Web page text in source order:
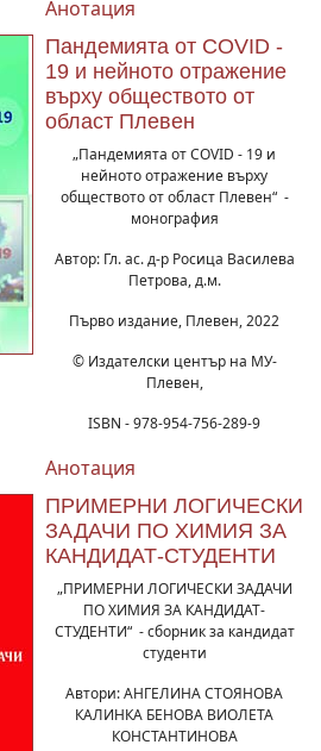
Анотация
Пандемията от COVID -
19 и нейното отражение
върху обществото от
област Плевен
„Пандемията от COVID - 19 и
нейното отражение върху
обществото от област Плевен“ -
монография
Автор: Гл. ас. д-р Росица Василева
Петрова, д.м.
Първо издание, Плевен, 2022
© Издателски център на МУ-
Плевен,
ISBN - 978-954-756-289-9
Анотация
ПРИМЕРНИ ЛОГИЧЕСКИ
ЗАДАЧИ ПО ХИМИЯ ЗА
КАНДИДАТ-СТУДЕНТИ
„ПРИМЕРНИ ЛОГИЧЕСКИ ЗАДАЧИ
ПО ХИМИЯ ЗА КАНДИДАТ-
СТУДЕНТИ“ - сборник за кандидат
студенти
Автори: АНГЕЛИНА СТОЯНОВА
КАЛИНКА БЕНОВА ВИОЛЕТА
КОНСТАНТИНОВА